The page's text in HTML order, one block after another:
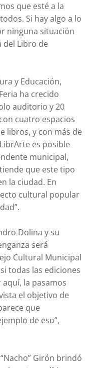
que esté a la
Si hay algo a lo
ninguna situación
del Libro de
y Educación,
ha crecido
auditorio y 20
cuatro espacios
libros, y con más de
es posible
municipal,
que este tipo
la ciudad. En
cultural popular
Dolina y su
será
Cultural Municipal
todas las ediciones
la pasamos
el objetivo de
que
de eso”,
Girón brindó